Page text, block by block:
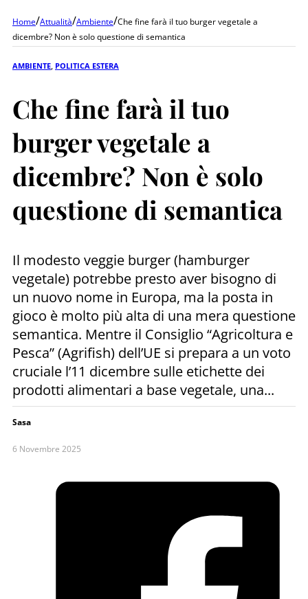
Home/Attualità/Ambiente/Che fine farà il tuo burger vegetale a
dicembre? Non è solo questione di semantica
AMBIENTE POLITICA ESTERA
Che fine farà il tuo
burger vegetale a
dicembre? Non è solo
questione di semantica
Il modesto veggie burger (hamburger
vegetale) potrebbe presto aver bisogno di
un nuovo nome in Europa, ma la posta in
gioco è molto più alta di una mera questione
semantica. Mentre il Consiglio “Agricoltura e
Pesca” (Agrifish) dell’UE si prepara a un voto
cruciale l’11 dicembre sulle etichette dei
prodotti alimentari a base vegetale, una...
Sasa
6 Novembre 2025